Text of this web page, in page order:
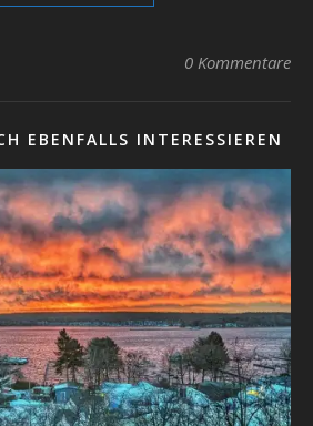
0 Kommentare
EBENFALLS INTERESSIEREN